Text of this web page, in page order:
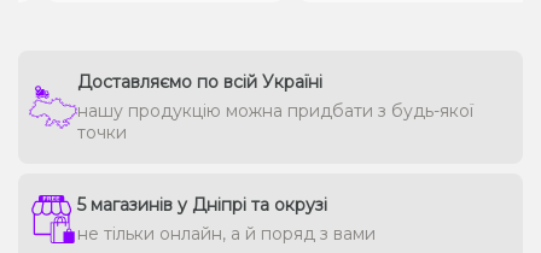
Доставляємо по всій Україні
нашу продукцію можна придбати з будь-якої
точки
5 магазинів у Дніпрі та окрузі
не тільки онлайн, а й поряд з вами